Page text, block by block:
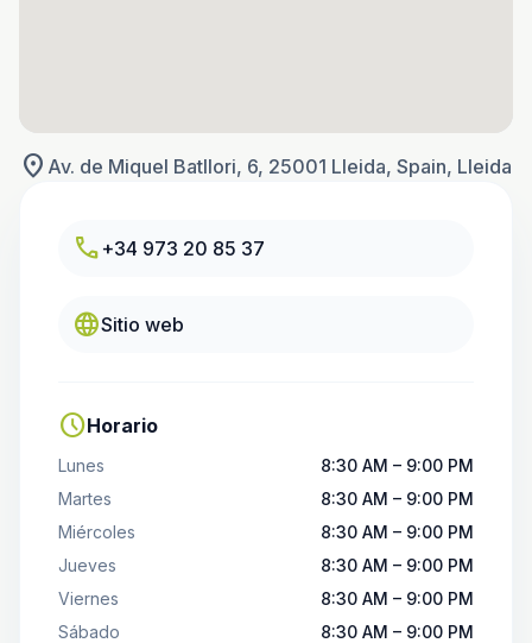
location_on Av. de Miquel Batllori, 6, 25001 Lleida, Spain, Lleida
call +34 973 20 85 37
languageSitio web
scheduleHorario
Lunes
8:30 AM – 9:00 PM
Martes
8:30 AM – 9:00 PM
Miércoles
8:30 AM – 9:00 PM
Jueves
8:30 AM – 9:00 PM
Viernes
8:30 AM – 9:00 PM
Sábado
8:30 AM – 9:00 PM